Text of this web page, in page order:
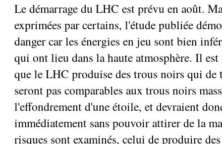
Le démarrage du LHC est prévu en août.
exprimées par certains, l'étude publiée
danger car les énergies en jeu sont bien
qui ont lieu dans la haute atmosphère. Il
que le LHC produise des trous noirs qui de
seront pas comparables aux trous noirs
l'effondrement d'une étoile, et devraient
immédiatement sans pouvoir attirer de la
risques sont examinés, celui de produire